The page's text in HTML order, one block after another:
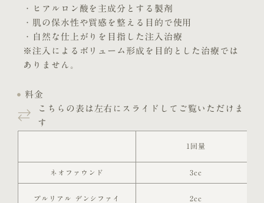
・ヒアルロン酸を主成分とする製剤
・肌の保水性や質感を整える目的で使用
・自然な仕上がりを目指した注入治療
※注入によるボリューム形成を目的とした治療では
ありません。
料金
こちらの表は左右にスライドしてご覧いただけま
す
1回量
ネオファウンド 3cc
プルリアル デンシファイ 2cc